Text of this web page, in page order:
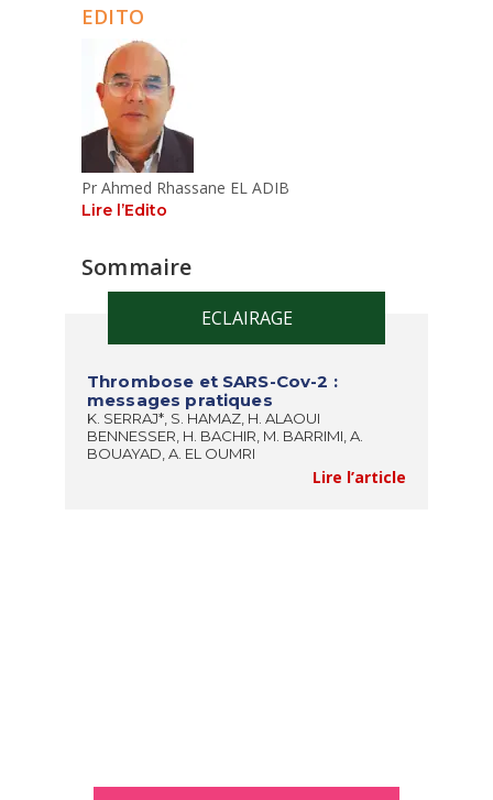
EDITO
Pr Ahmed Rhassane EL ADIB
Lire l’Edito
Sommaire
ECLAIRAGE
Thrombose et SARS-Cov-2 :
messages pratiques
K. SERRAJ*, S. HAMAZ, H. ALAOUI
BENNESSER, H. BACHIR, M. BARRIMI, A.
BOUAYAD, A. EL OUMRI
Lire l’article